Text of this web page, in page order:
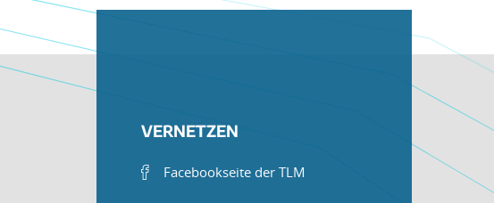
VERNETZEN
Facebookseite der TLM